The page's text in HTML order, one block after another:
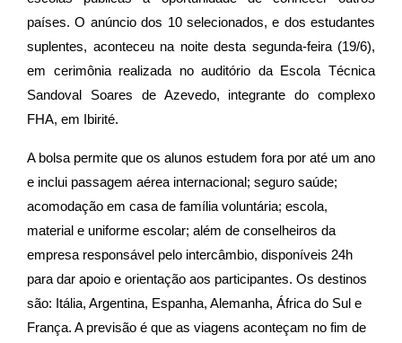
países. O anúncio dos 10 selecionados, e dos estudantes
suplentes, aconteceu na noite desta segunda-feira (19/6),
em cerimônia realizada no auditório da Escola Técnica
Sandoval Soares de Azevedo, integrante do complexo
FHA, em Ibirité.
A bolsa permite que os alunos estudem fora por até um ano
e inclui passagem aérea internacional; seguro saúde;
acomodação em casa de família voluntária; escola,
material e uniforme escolar; além de conselheiros da
empresa responsável pelo intercâmbio, disponíveis 24h
para dar apoio e orientação aos participantes. Os destinos
são: Itália, Argentina, Espanha, Alemanha, África do Sul e
França. A previsão é que as viagens aconteçam no fim de